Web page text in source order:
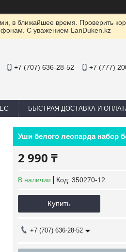
в ближайшее время. Проверить
С уважением LanDuken.kz
+7 (707) 636-28-52 +7 (777)
БЫСТРАЯ ДОСТАВКА И
Уши белого леопарда набор
2 990 ₸
В наличии Код: 350270-12
Купить
+7 (707) 636-28-52